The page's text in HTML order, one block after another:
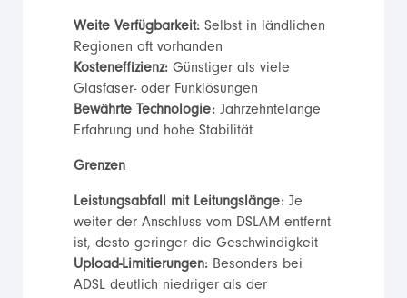
Weite Verfügbarkeit:Selbst in ländlichen
Regionen oft vorhanden
Kosteneffizienz:Günstiger als viele
Glasfaser- oder Funklösungen
Bewährte Technologie:Jahrzehntelange
Erfahrung und hohe Stabilität
Grenzen
Leistungsabfall mit Leitungslänge:Je
weiter der Anschluss vom DSLAM entfernt
ist, desto geringer die Geschwindigkeit
Upload-Limitierungen:Besonders bei
ADSL deutlich niedriger als der